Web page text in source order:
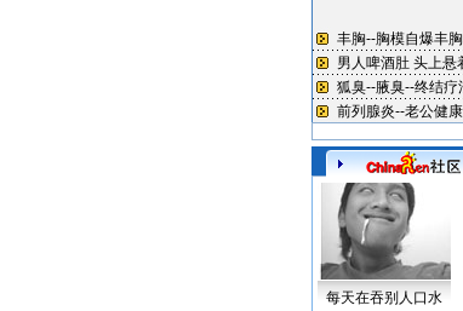
每天在吞别人口水